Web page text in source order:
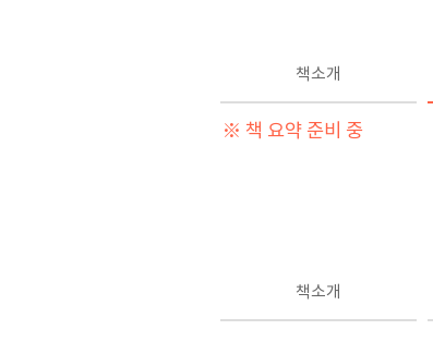
책소개
※ 책 요약 준비 중
책소개